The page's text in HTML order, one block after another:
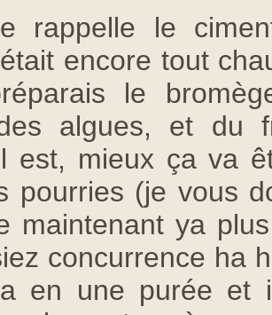
rappelle le
encore tout
le
algues, et du
est, mieux ça va
pourries (je vous
maintenant ya
concurrence ha
en une purée et